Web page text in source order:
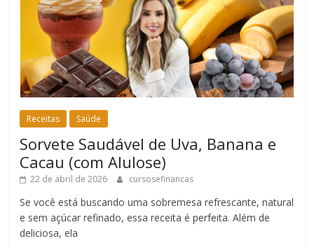
Receitas Saúde
Sorvete Saudável de Uva, Banana e
Cacau (com Alulose)
22 de abril de 2026 cursosefinancas
Se você está buscando uma sobremesa refrescante, natural
e sem açúcar refinado, essa receita é perfeita. Além de
deliciosa, ela